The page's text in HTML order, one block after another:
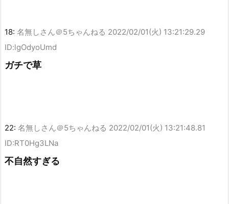
18: 名無しさん＠5ちゃんねる 2022/02/01(火) 13:21:29.29
ID:lgOdyoUmd
ガチで草
22: 名無しさん＠5ちゃんねる 2022/02/01(火) 13:21:48.81
ID:RT0Hg3LNa
不自然すぎる